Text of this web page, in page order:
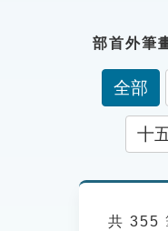
部首外筆
全部
十
共 355